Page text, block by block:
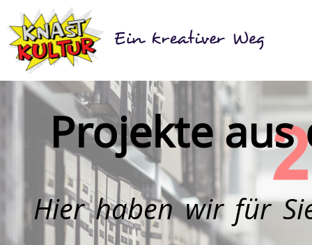
Projekte aus
Hier haben wir für